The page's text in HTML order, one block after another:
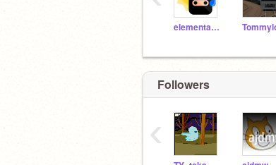
elementalninjaday
Followers
‹